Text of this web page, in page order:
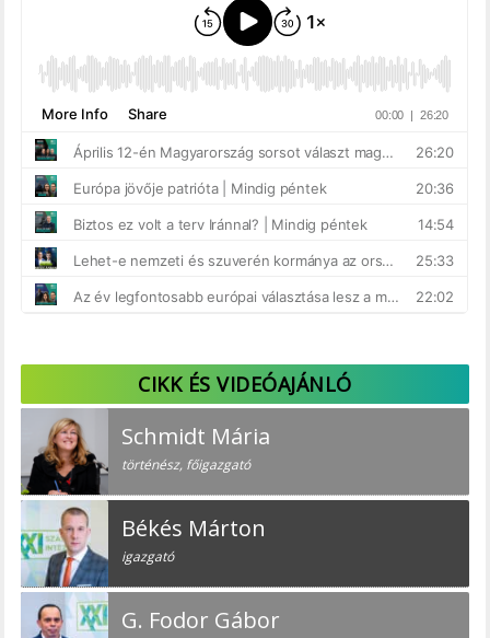
CIKK ÉS VIDEÓAJÁNLÓ
Schmidt Mária
történész, főigazgató
Békés Márton
igazgató
G. Fodor Gábor